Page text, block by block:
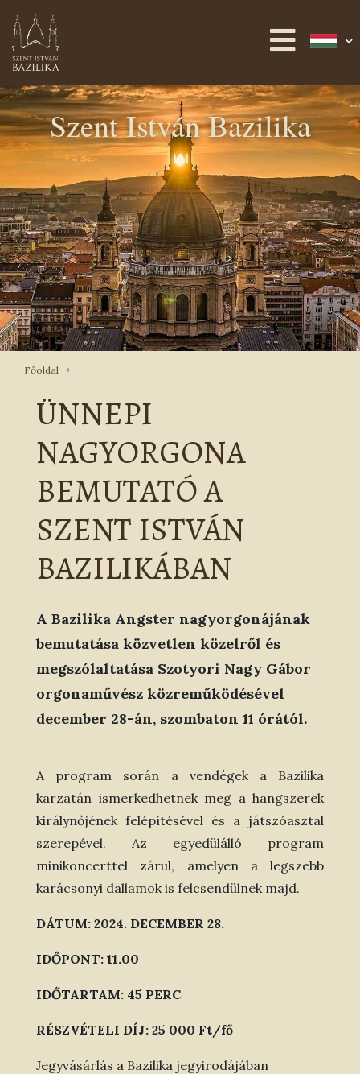
Szent István Bazilika
Főoldal
ÜNNEPI
NAGYORGONA
BEMUTATÓ A
SZENT ISTVÁN
BAZILIKÁBAN
A Bazilika Angster nagyorgonájának
bemutatása közvetlen közelről és
megszólaltatása Szotyori Nagy Gábor
orgonaművész közreműködésével
december 28-án, szombaton 11 órától.
A program során a vendégek a Bazilika
karzatán ismerkedhetnek meg a hangszerek
királynőjének felépítésével és a játszóasztal
szerepével. Az egyedülálló program
minikoncerttel zárul, amelyen a legszebb
karácsonyi dallamok is felcsendülnek majd.
DÁTUM: 2024. DECEMBER 28.
IDŐPONT: 11.00
IDŐTARTAM: 45 PERC
RÉSZVÉTELI DÍJ: 25 000 Ft/fő
Jegyvásárlás a Bazilika jegyirodájában